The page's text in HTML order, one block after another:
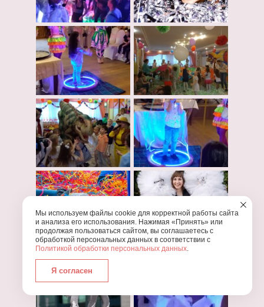
Мы используем файлы cookie для корректной работы сайта
и анализа его использования. Нажимая «Принять» или
продолжая пользоваться сайтом, вы соглашаетесь с
обработкой персональных данных в соответствии с
Политикой обработки персональных данных.
Я согласен